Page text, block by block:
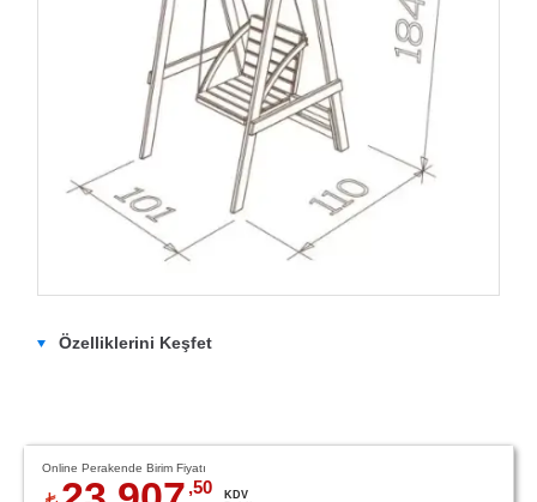
Özelliklerini Keşfet
Online Perakende Birim Fiyatı
,50
KDV